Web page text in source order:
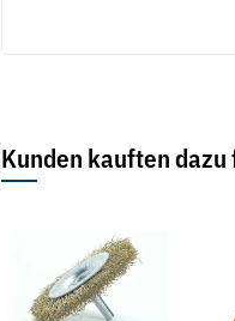
Kunden kauften